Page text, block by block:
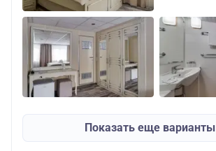
Показать еще варианты